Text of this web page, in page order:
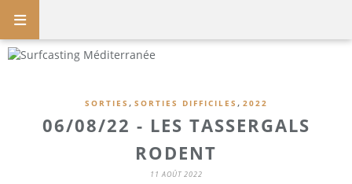
SORTIES , SORTIES DIFFICILES , 2022
06/08/22 - LES TASSERGALS
RODENT
11 AOÛT 2022